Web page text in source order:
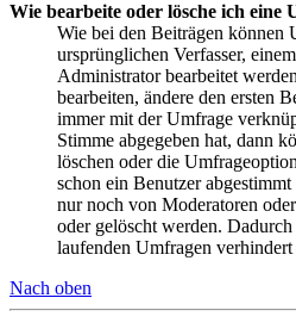
Wie bearbeite oder lösche ich eine
Wie bei den Beiträgen können
ursprünglichen Verfasser,
Administrator bearbeitet
bearbeiten, ändere den ersten
immer mit der Umfrage
Stimme abgegeben hat, dann
löschen oder die
schon ein Benutzer
nur noch von Moderatoren
oder gelöscht werden.
laufenden Umfragen verhindert
Nach oben